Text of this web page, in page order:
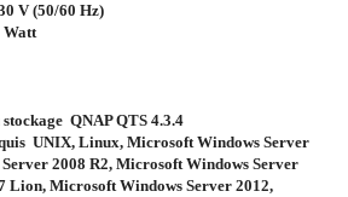
V (50/60 Hz)
QNAP QTS 4.3.4
UNIX, Linux, Microsoft Windows Server
2008 R2, Microsoft Windows Server
Lion, Microsoft Windows Server 2012,